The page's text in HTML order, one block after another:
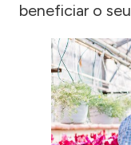
beneficiar o